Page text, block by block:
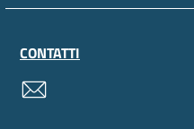
CONTATTI